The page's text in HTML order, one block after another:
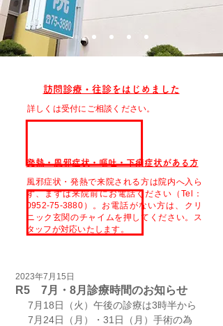
訪問診療・往診をはじめました
詳しくは受付にご相談ください。
風邪症状・発熱で来院される方は院内へ入ら
ず、まずは来院前にお電話ください（Tel：
0952-75-3880）。お電話がない方は、クリ
ニック玄関のチャイムを押してください。ス
タッフが対応いたします。
発熱・風邪症状・嘔吐・下痢症状がある方
R5 7月・8月診療時間のお知らせ
2023年7月15日
7月18日（火）午後の診療は3時半から
7月24日（月）・31日（月）手術の為